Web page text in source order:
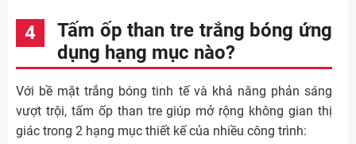
Tấm ốp than tre trắng bóng ứng
dụng hạng mục nào?
Với bề mặt trắng bóng tinh tế và khả năng phản sáng
vượt trội, tấm ốp than tre giúp mở rộng không gian thị
giác trong 2 hạng mục thiết kế của nhiều công trình: